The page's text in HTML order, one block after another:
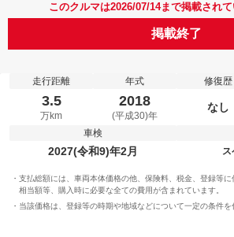
このクルマは2026/07/14まで掲載されて
掲載終了
走行距離
3.5
万km
年式
2018
(平成30)年
修復歴
なし
車検
2027(令和9)年2月
支払総額には、車両本体価格の他、保険料、税金、登録等
相当額等、購入時に必要な全ての費用が含まれています。
当該価格は、登録等の時期や地域などについて一定の条件を